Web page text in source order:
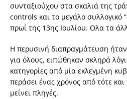
συνταξιούχου στα σκαλιά της
controls και το μεγάλο συλλογικό
πρωί της 13ης Ιουλίου. Ολα τα
Η περυσινή διαπραγμάτευση
για όλους, ειπώθηκαν σκληρά
κατηγορίες από μία εκλεγμένη
περάσει ένας χρόνος από τότε
μείνει πληγές.